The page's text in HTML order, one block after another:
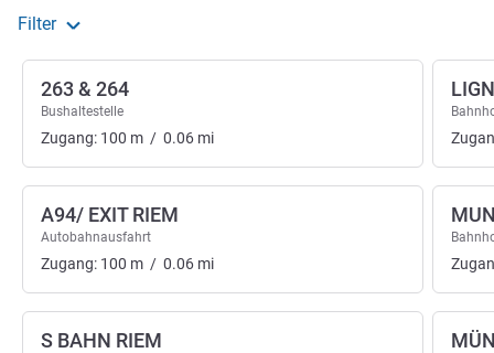
Filter
263 & 264
Bushaltestelle
Zugang: 100 m / 0.06 mi
A94/ EXIT RIEM
Autobahnausfahrt
Zugang: 100 m / 0.06 mi
S BAHN RIEM